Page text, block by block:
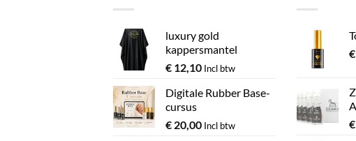
luxury gold
kappersmantel
€ 12,10 Incl btw
Digitale Rubber Base-
cursus
€ 20,00 Incl btw
€
€